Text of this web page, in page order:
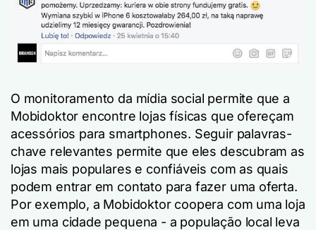
O monitoramento da mídia social permite que a
Mobidoktor encontre lojas físicas que ofereçam
acessórios para smartphones. Seguir palavras-
chave relevantes permite que eles descubram as
lojas mais populares e confiáveis com as quais
podem entrar em contato para fazer uma oferta.
Por exemplo, a Mobidoktor coopera com uma loja
em uma cidade pequena - a população local leva